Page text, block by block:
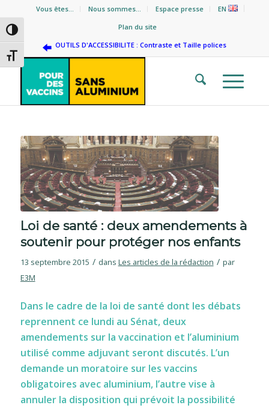
Passer en contraste élevé
Changer la taille de la police
Vous êtes… Nous sommes… Espace presse
EN
Plan du site
OUTILS D'ACCESSIBILITE : Contraste et Taille polices
Loi de santé : deux amendements à
soutenir pour protéger nos enfants
13 septembre 2015 / dans Les articles de la rédaction / par
E3M
Dans le cadre de la loi de santé dont les débats
reprennent ce lundi au Sénat, deux
amendements sur la vaccination et l’aluminium
utilisé comme adjuvant seront discutés. L’un
demande un moratoire sur les vaccins
obligatoires avec aluminium, l’autre vise à
annuler la disposition qui prévoit la possibilité